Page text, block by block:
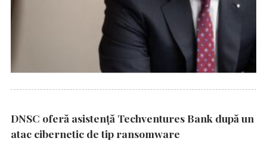
DNSC oferă asistență Techventures Bank după un
atac cibernetic de tip ransomware